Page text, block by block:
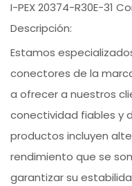
I-PEX 20374-R30E-31
Descripción:
Estamos
conectores de la
a ofrecer a nuestros
conectividad fiables y
productos incluyen
rendimiento que se
garantizar su